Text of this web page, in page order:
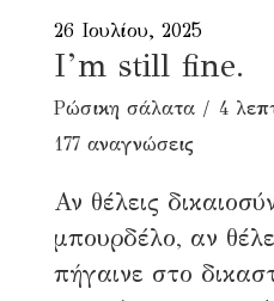
26 Ιουλίου, 2025
I’m still fine.
Ρώσικη σάλατα
4
177 αναγνώσεις
Αν θέλεις
μπουρδέλο, αν
πήγαινε στο